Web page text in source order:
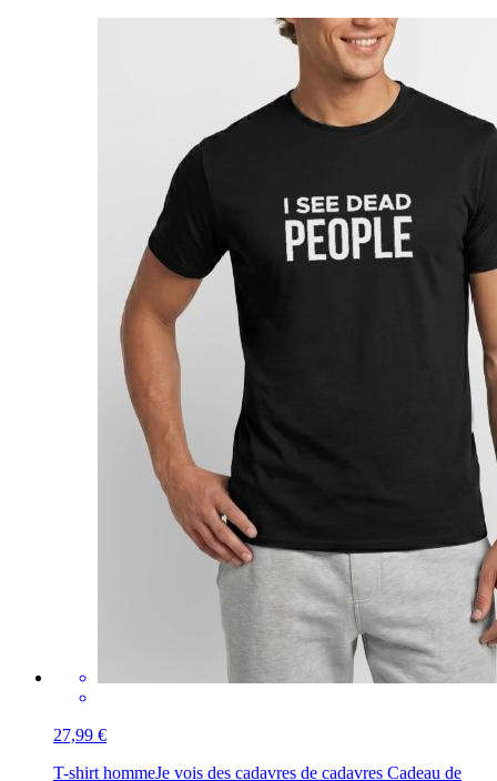
27,99 €
T-shirt hommeJe vois des cadavres de cadavres Cadeau de